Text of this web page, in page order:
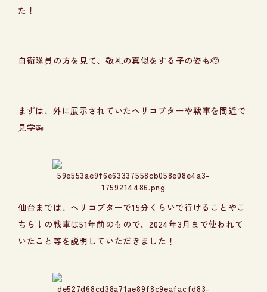
た！
自衛隊員の方を見て、敬礼の真似をする子の姿も🫡
まずは、外に展示されていたヘリコプターや戦車を間近で
見学🚁
仙台までは、ヘリコプターで15分くらいで行けることやこ
ちら↓の戦車は51年前のもので、2024年3月まで使われて
いたこと等を説明していただきました！